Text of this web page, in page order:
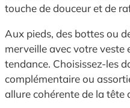
touche de douceur et de
Aux pieds, des bottes ou
merveille avec votre veste
tendance. Choisissez-les
complémentaire ou
allure cohérente de la tête